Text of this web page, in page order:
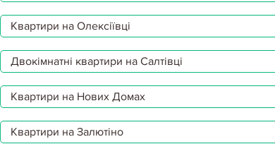
Квартири на Олексіївці
Двокімнатні квартири на Салтівці
Квартири на Нових Домах
Квартири на Залютіно